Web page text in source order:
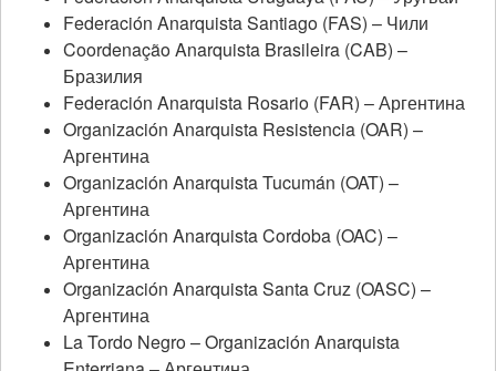
Federación Anarquista Santiago (FAS) – Чили
Coordenação Anarquista Brasileira (CAB) –
Бразилия
Federación Anarquista Rosario (FAR) – Аргентина
Organización Anarquista Resistencia (OAR) –
Аргентина
Organización Anarquista Tucumán (OAT) –
Аргентина
Organización Anarquista Cordoba (OAC) –
Аргентина
Organización Anarquista Santa Cruz (OASC) –
Аргентина
La Tordo Negro – Organización Anarquista